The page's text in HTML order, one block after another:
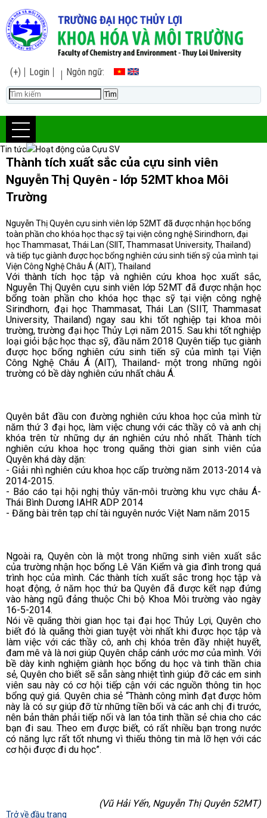
(+) Login Ngôn ngữ:
Tin tức Hoạt động của Cựu SV
Thành tích xuất sắc của cựu sinh viên
Nguyễn Thị Quyên - lớp 52MT khoa Môi
Trường
Nguyễn Thị Quyên cựu sinh viên lớp 52MT đã được nhận học bổng
toàn phần cho khóa học thạc sỹ tại viện công nghệ Sirindhorn, đại
học Thammasat, Thái Lan (SIIT, Thammasat University, Thailand)
và tiếp tục giành được học bổng nghiên cứu sinh tiến sỹ của mình tại
Viện Công Nghệ Châu Á (AIT), Thailand
Với thành tích học tập và nghiên cứu khoa học xuất sắc,
Nguyễn Thị Quyên cựu sinh viên lớp 52MT đã được nhận học
bổng toàn phần cho khóa học thạc sỹ tại viện công nghệ
Sirindhorn, đại học Thammasat, Thái Lan (SIIT, Thammasat
University, Thailand) ngay sau khi tốt nghiệp tại khoa môi
trường, trường đại học Thủy Lợi năm 2015. Sau khi tốt nghiệp
loại giỏi bậc học thạc sỹ, đầu năm 2018 Quyên tiếp tục giành
được học bổng nghiên cứu sinh tiến sỹ của mình tại Viện
Công Nghệ Châu Á (AIT), Thailand- một trong những ngôi
trường có bề dày nghiên cứu nhất châu Á.
Quyên bắt đầu con đường nghiên cứu khoa học của mình từ
năm thứ 3 đại học, làm việc chung với các thầy cô và anh chị
khóa trên từ những dự án nghiên cứu nhỏ nhất. Thành tích
nghiên cứu khoa học trong quãng thời gian sinh viên của
Quyên khá dày dặn:
- Giải nhì nghiên cứu khoa học cấp trường năm 2013-2014 và
2014-2015.
- Báo cáo tại hội nghị thủy văn-môi trường khu vực châu Á-
Thái Bình Dương IAHR ADP 2014
- Đăng bài trên tạp chí tài nguyên nước Việt Nam năm 2015
Ngoài ra, Quyên còn là một trong những sinh viên xuất sắc
của trường nhận học bổng Lê Văn Kiểm và gia đình trong quá
trình học của mình. Các thành tích xuất sắc trong học tập và
hoạt động, ở năm học thứ ba Quyên đã được kết nạp đứng
vào hàng ngũ đảng thuộc Chi bộ Khoa Môi trường vào ngày
16-5-2014.
Nói về quãng thời gian học tại đại học Thủy Lợi, Quyên cho
biết đó là quãng thời gian tuyệt vời nhất khi được học tập và
làm việc với các thầy cô, anh chị khóa trên đầy nhiệt huyết,
đam mê và là nơi giúp Quyên chắp cánh ước mơ của mình. Với
bề dày kinh nghiệm giành học bổng du học và tinh thần chia
sẻ, Quyên cho biết sẽ sẵn sàng nhiệt tình giúp đỡ các em sinh
viên sau này có cơ hội tiếp cận với các nguồn thông tin học
bổng quý giá. Quyên chia sẻ “Thành công mình đạt được hôm
này là có sự giúp đỡ từ những tiền bối và các anh chị đi trước,
nên bản thân phải tiếp nối và lan tỏa tinh thần sẻ chia cho các
bạn đi sau. Theo em được biết, có rất nhiều bạn trong nước
có năng lực rất tốt nhưng vì thiếu thông tin mà lỡ hẹn với các
cơ hội được đi du học”.
(Vũ Hải Yến, Nguyễn Thị Quyên 52MT)
Trở về đầu trang